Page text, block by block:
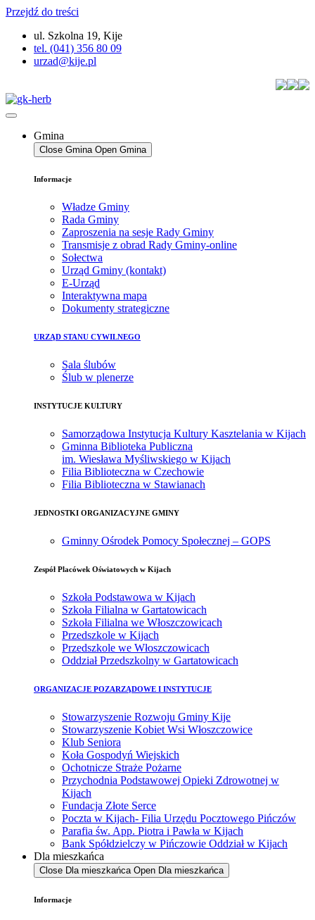
Przejdź do treści
ul. Szkolna 19, Kije
tel. (041) 356 80 09
urzad@kije.pl
Gmina
Close Gmina Open Gmina
Informacje
Władze Gminy
Rada Gminy
Zaproszenia na sesje Rady Gminy
Transmisje z obrad Rady Gminy-online
Sołectwa
Urząd Gminy (kontakt)
E-Urząd
Interaktywna mapa
Dokumenty strategiczne
URZĄD STANU CYWILNEGO
Sala ślubów
Ślub w plenerze
INSTYTUCJE KULTURY
Samorządowa Instytucja Kultury Kasztelania w Kijach
Gminna Biblioteka Publiczna
im. Wiesława Myśliwskiego w Kijach
Filia Biblioteczna w Czechowie
Filia Biblioteczna w Stawianach
JEDNOSTKI ORGANIZACYJNE GMINY
Gminny Ośrodek Pomocy Społecznej – GOPS
Zespół Placówek Oświatowych w Kijach
Szkoła Podstawowa w Kijach
Szkoła Filialna w Gartatowicach
Szkoła Filialna we Włoszczowicach
Przedszkole w Kijach
Przedszkole we Włoszczowicach
Oddział Przedszkolny w Gartatowicach
ORGANIZACJE POZARZĄDOWE I INSTYTUCJE
Stowarzyszenie Rozwoju Gminy Kije
Stowarzyszenie Kobiet Wsi Włoszczowice
Klub Seniora
Koła Gospodyń Wiejskich
Ochotnicze Straże Pożarne
Przychodnia Podstawowej Opieki Zdrowotnej w
Kijach
Fundacja Złote Serce
Poczta w Kijach- Filia Urzędu Pocztowego Pińczów
Parafia św. App. Piotra i Pawła w Kijach
Bank Spółdzielczy w Pińczowie Oddział w Kijach
Dla mieszkańca
Close Dla mieszkańca Open Dla mieszkańca
Informacje